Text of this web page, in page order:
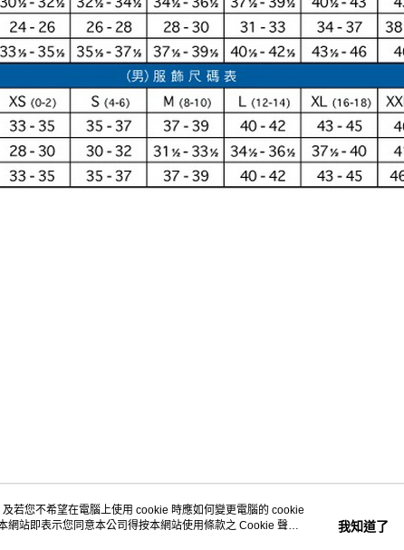
客服資訊
若您不希望在電腦上使用 cookie 時應如何變更電腦的 cookie
網站即表示您同意本公司得按本網站使用條款之 Cookie 聲明
我知道了